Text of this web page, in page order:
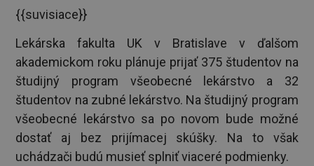
{{suvisiace}}
Lekárska fakulta UK v Bratislave v ďalšom
akademickom roku plánuje prijať 375 študentov na
študijný program všeobecné lekárstvo a 32
študentov na zubné lekárstvo. Na študijný program
všeobecné lekárstvo sa po novom bude možné
dostať aj bez prijímacej skúšky. Na to však
uchádzači budú musieť splniť viaceré podmienky.